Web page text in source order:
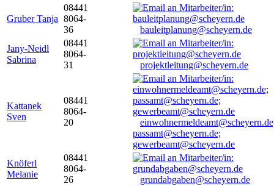
Gruber Tanja
08441
8064-
36
bauleitplanung@scheyern.de
Jany-Neidl
Sabrina
08441
8064-
31
projektleitung@scheyern.de
Kattanek
Sven
08441
8064-
20
passamt@scheyern.de;
gewerbeamt@scheyern.de
Knöferl
Melanie
08441
8064-
26
grundabgaben@scheyern.de